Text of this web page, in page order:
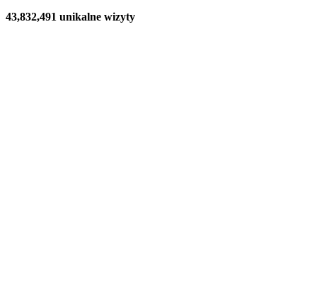
43,832,491 unikalne wizyty